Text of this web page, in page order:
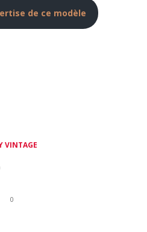
de ce modèle
VINTAGE
0